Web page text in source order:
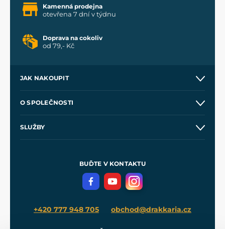
Kamenná prodejna
otevřena 7 dní v týdnu
Doprava na cokoliv
od 79,- Kč
JAK NAKOUPIT
Velkoobchod
O SPOLEČNOSTI
SLUŽBY
Meče pro Kingdom Come
BUĎTE V KONTAKTU
+420 777 948 705 obchod@drakkaria.cz